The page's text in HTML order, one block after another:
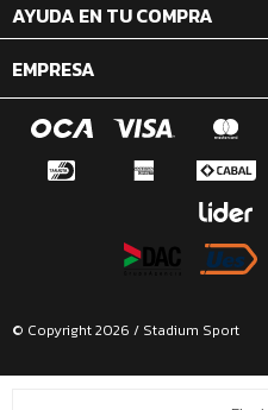
AYUDA EN TU COMPRA
EMPRESA
© Copyright 2026 / Stadium Sport